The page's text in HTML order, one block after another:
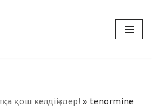
қош келдіңіздер! » tenormine